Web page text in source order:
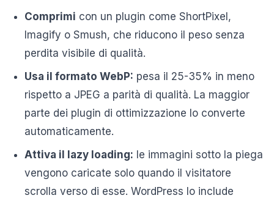
Comprimi con un plugin come ShortPixel,
Imagify o Smush, che riducono il peso senza
perdita visibile di qualità.
Usa il formato WebP: pesa il 25-35% in meno
rispetto a JPEG a parità di qualità. La maggior
parte dei plugin di ottimizzazione lo converte
automaticamente.
Attiva il lazy loading: le immagini sotto la piega
vengono caricate solo quando il visitatore
scrolla verso di esse. WordPress lo include